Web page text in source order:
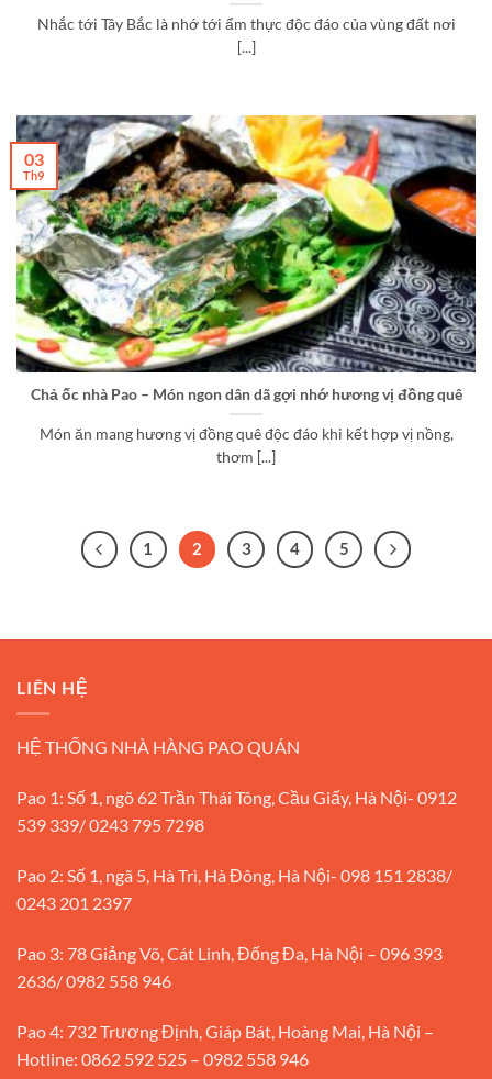
Nhắc tới Tây Bắc là nhớ tới ẩm thực độc đáo của vùng đất nơi
[...]
Chả ốc nhà Pao – Món ngon dân dã gợi nhớ hương vị đồng quê
Món ăn mang hương vị đồng quê độc đáo khi kết hợp vị nồng,
thơm [...]
03
Th9
1 2 3 4 5
LIÊN HỆ
HỆ THỐNG NHÀ HÀNG PAO QUÁN
Pao 1: Số 1, ngõ 62 Trần Thái Tông, Cầu Giấy, Hà Nội- 0912
539 339/ 0243 795 7298
Pao 2: Số 1, ngã 5, Hà Trì, Hà Đông, Hà Nội- 098 151 2838/
0243 201 2397
Pao 3: 78 Giảng Võ, Cát Linh, Đống Đa, Hà Nội – 096 393
2636/ 0982 558 946
Pao 4: 732 Trương Định, Giáp Bát, Hoàng Mai, Hà Nội –
Hotline: 0862 592 525 – 0982 558 946